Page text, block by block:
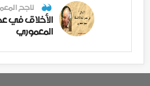
ناجح
الأخلاق في
المعموري